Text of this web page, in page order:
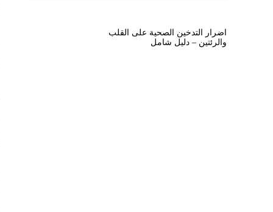
اضرار التدخين الصحية على القلب
والرئتين – دليل شامل